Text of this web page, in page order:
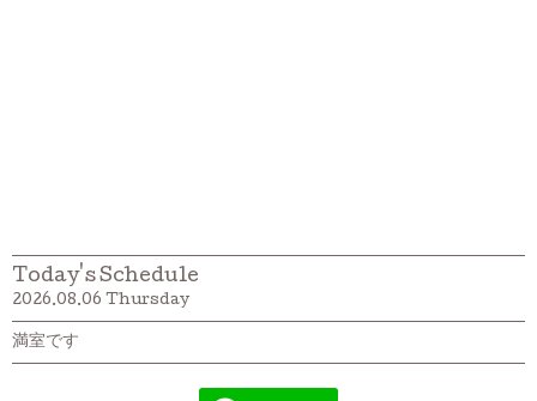
Today's Schedule
2026.08.06 Thursday
満室です